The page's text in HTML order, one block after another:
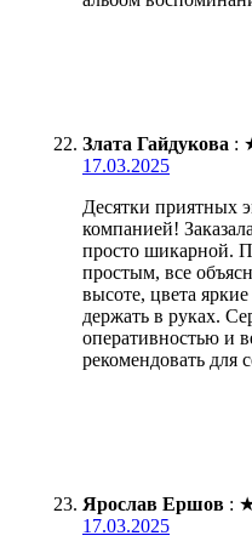
Злата Гайдукова :
17.03.2025
Десятки приятных
компанией!
просто шикарной.
простым, все
высоте, цвета
держать в руках.
оперативностью и
рекомендовать для
Ярослав Ершов :
17.03.2025